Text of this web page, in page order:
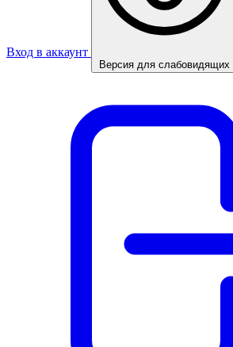
Вход в аккаунт
Версия для слабовидящих